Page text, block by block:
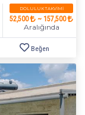
DOLULUK TAKVIMI
52,500 ~ 157,500
Aralığında